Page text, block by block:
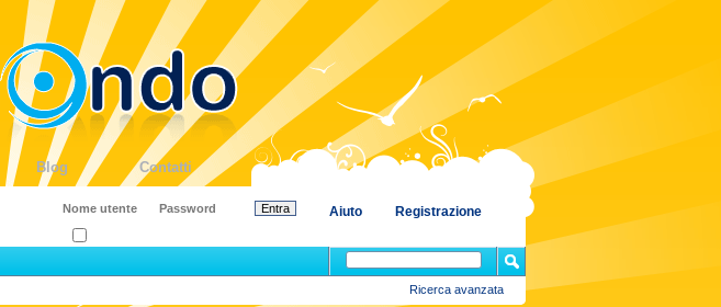
Blog Contatti
Registrazione
Aiuto
Ricerca avanzata